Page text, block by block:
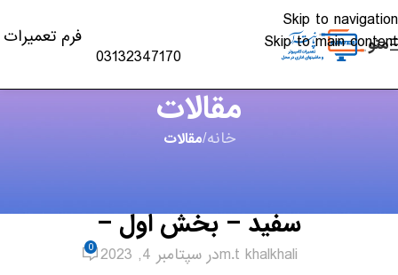
Skip to navigation
Skip to main content
منو
03132347170
فرم تعمیرات
مقالات
خانه/مقالات
سفید – بخش اول –
m.t khalkhaliدر سپتامبر 4, 2023 0